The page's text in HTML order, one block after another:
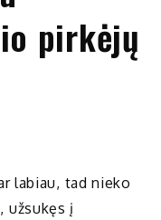
pirkėjų
labiau, tad nieko
užsukęs į